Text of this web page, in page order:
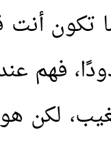
تكون
فهم
لكن